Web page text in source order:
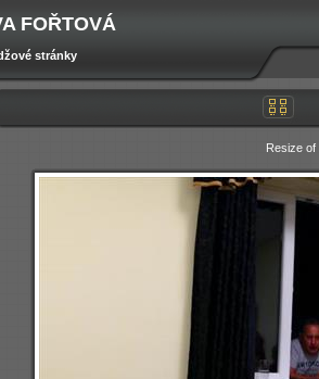
FOŘTOVÁ
stránky
Resize of